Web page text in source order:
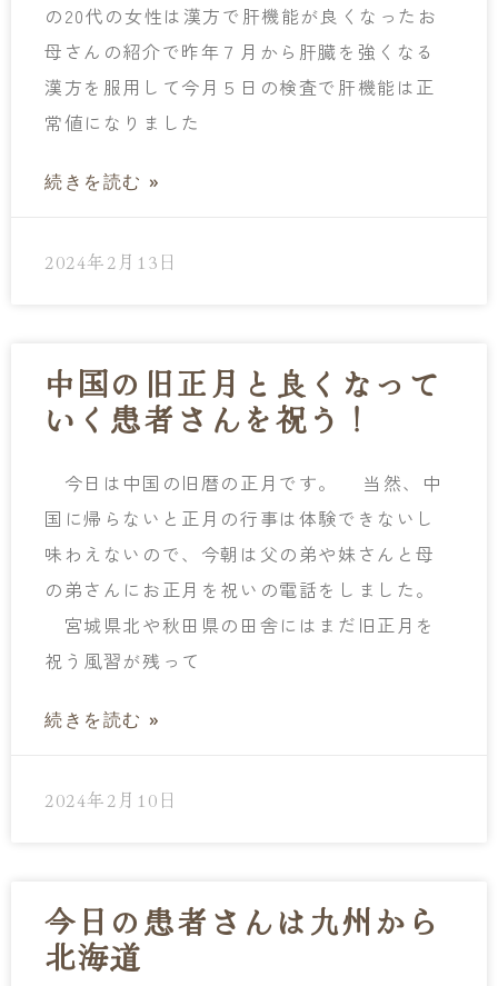
の20代の女性は漢方で肝機能が良くなったお
母さんの紹介で昨年７月から肝臓を強くなる
漢方を服用して今月５日の検査で肝機能は正
常値になりました
続きを読む »
2024年2月13日
中国の旧正月と良くなって
いく患者さんを祝う！
今日は中国の旧暦の正月です。 当然、中
国に帰らないと正月の行事は体験できないし
味わえないので、今朝は父の弟や妹さんと母
の弟さんにお正月を祝いの電話をしました。
宮城県北や秋田県の田舎にはまだ旧正月を
祝う風習が残って
続きを読む »
2024年2月10日
今日の患者さんは九州から
北海道